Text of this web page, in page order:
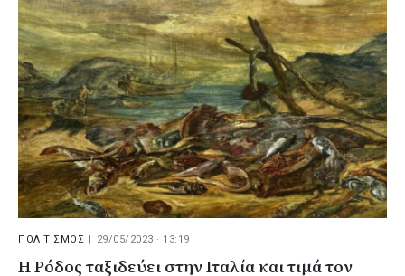
ΠΟΛΙΤΙΣΜΟΣ | 29/05/2023 · 13:19
Η Ρόδος ταξιδεύει στην Ιταλία και τιμά τον